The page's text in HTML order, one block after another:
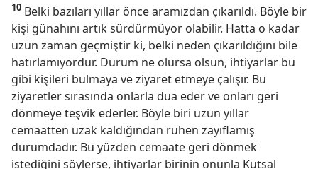
10 Belki bazıları yıllar önce aramızdan çıkarıldı. Böyle bir
kişi günahını artık sürdürmüyor olabilir. Hatta o kadar
uzun zaman geçmiştir ki, belki neden çıkarıldığını bile
hatırlamıyordur. Durum ne olursa olsun, ihtiyarlar bu
gibi kişileri bulmaya ve ziyaret etmeye çalışır. Bu
ziyaretler sırasında onlarla dua eder ve onları geri
dönmeye teşvik ederler. Böyle biri uzun yıllar
cemaatten uzak kaldığından ruhen zayıflamış
durumdadır. Bu yüzden cemaate geri dönmek
istediğini söylerse, ihtiyarlar birinin onunla Kutsal